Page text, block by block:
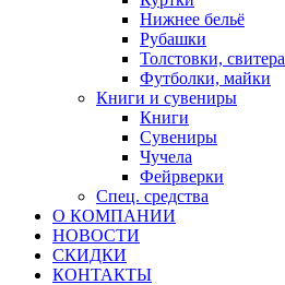
Нижнее бельё
Рубашки
Толстовки, свитера
Футболки, майки
Книги и сувениры
Книги
Сувениры
Чучела
Фейрверки
Спец. средства
О КОМПАНИИ
НОВОСТИ
СКИДКИ
КОНТАКТЫ